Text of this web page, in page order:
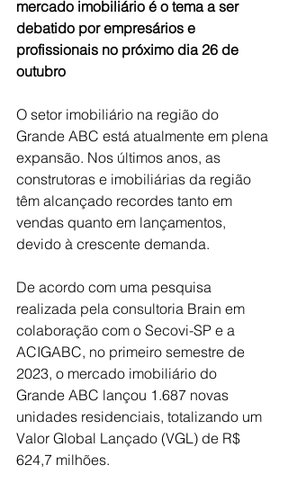
mercado imobiliário é o tema a ser
debatido por empresários e
profissionais no próximo dia 26 de
outubro
O setor imobiliário na região do
Grande ABC está atualmente em plena
expansão. Nos últimos anos, as
construtoras e imobiliárias da região
têm alcançado recordes tanto em
vendas quanto em lançamentos,
devido à crescente demanda.
De acordo com uma pesquisa
realizada pela consultoria Brain em
colaboração com o Secovi-SP e a
ACIGABC, no primeiro semestre de
2023, o mercado imobiliário do
Grande ABC lançou 1.687 novas
unidades residenciais, totalizando um
Valor Global Lançado (VGL) de R$
624,7 milhões.